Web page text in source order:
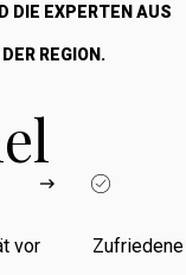
DIE EXPERTEN AUS
DER REGION.
vor
Zufriedene